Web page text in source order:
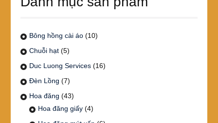
Bông hồng cài áo (10)
Chuỗi hạt (5)
Duc Luong Services (16)
Đèn Lồng (7)
Hoa đăng (43)
Hoa đăng giấy (4)